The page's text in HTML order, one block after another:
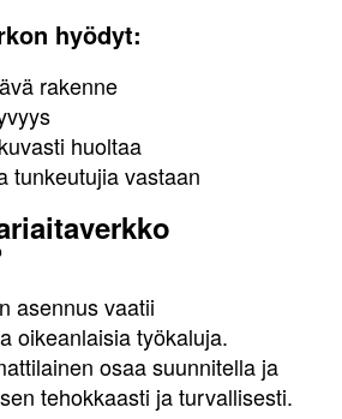
hyödyt:
rakenne
huoltaa
tunkeutujia vastaan
asennus vaatii
oikeanlaisia työkaluja.
osaa suunnitella ja
tehokkaasti ja turvallisesti.